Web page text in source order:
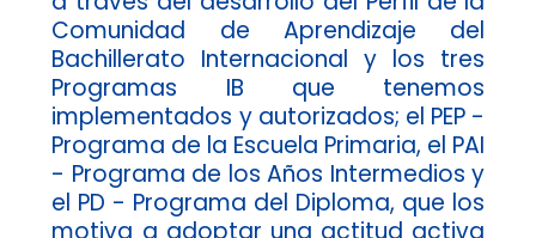
Comunidad de Aprendizaje del
Bachillerato Internacional y los tres
Programas IB que tenemos
implementados y autorizados; el PEP -
Programa de la Escuela Primaria, el PAI
- Programa de los Años Intermedios y
el PD - Programa del Diploma, que los
motiva a adoptar una actitud activa